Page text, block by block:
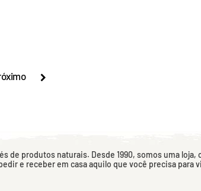
de produtos naturais. Desde 1990, somos uma
e receber em casa aquilo que você precisa para